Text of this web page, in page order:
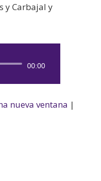
y Carbajal y
00:00
nueva ventana |